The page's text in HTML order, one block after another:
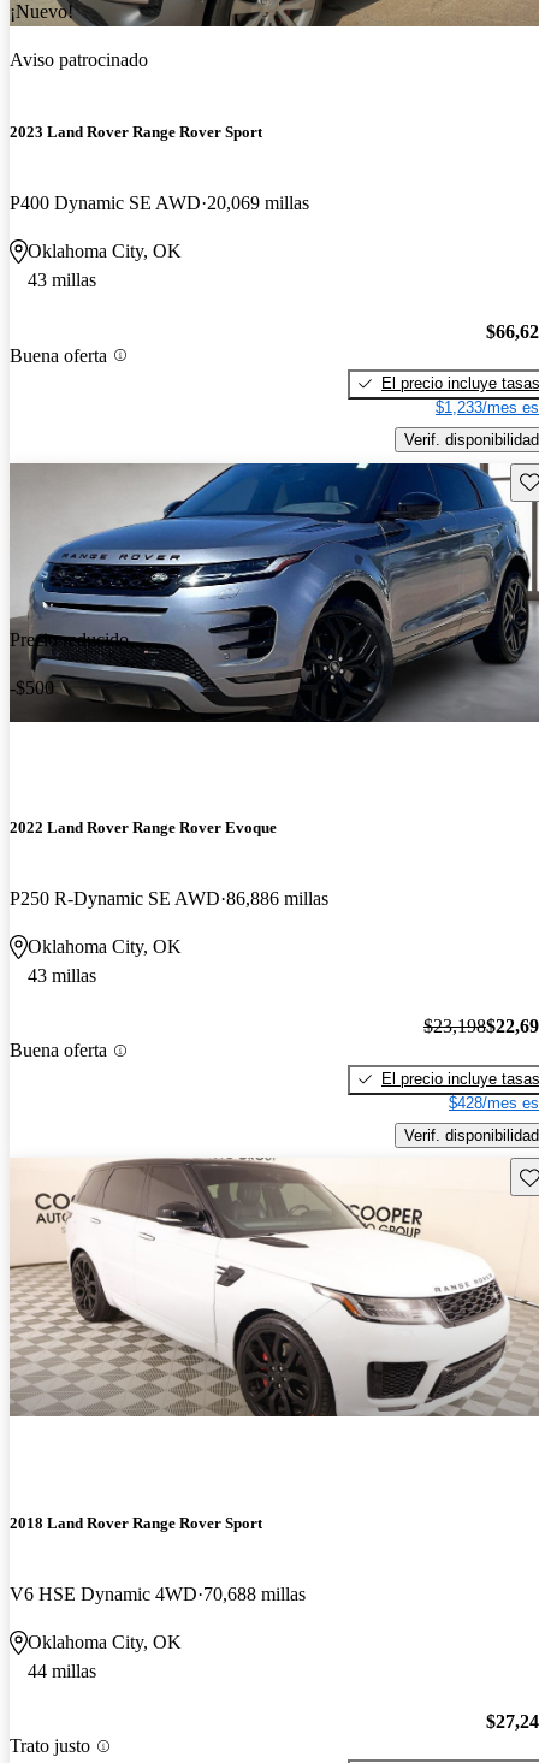
¡Nuevo!
Aviso patrocinado
2023 Land Rover Range Rover Sport
P400 Dynamic SE AWD 20,069 millas
Oklahoma City, OK
43 millas
Buena oferta
El precio incluye tasas
$1,233/mes
Verif. disponibilidad
Precio reducido
-$500
2022 Land Rover Range Rover Evoque
P250 R-Dynamic SE AWD 86,886 millas
Oklahoma City, OK
43 millas
Buena oferta
$23,198
El precio incluye tasas
$428/mes
Verif. disponibilidad
2018 Land Rover Range Rover Sport
V6 HSE Dynamic 4WD 70,688 millas
Oklahoma City, OK
44 millas
Trato justo